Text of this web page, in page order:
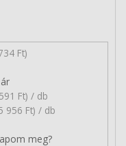
Ft)
Ft) / db
956 Ft) / db
meg?